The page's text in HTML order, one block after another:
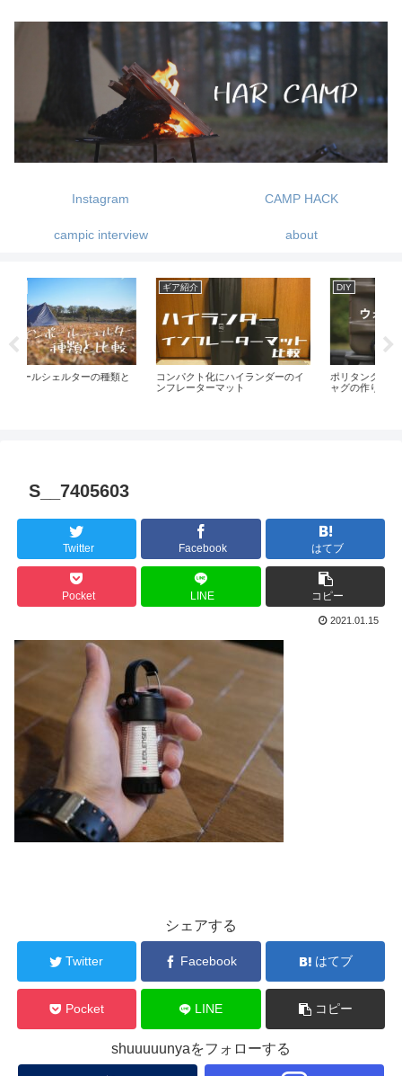
Instagram CAMP HACK
campic interview about
ポリタンクを使ったウォータージ
QUICKCAMPの2人掛けベンチが便
利！-ベンチの使い勝手とオススメ
S__7405603
Twitter Facebook はてブ
Pocket LINE コピー
2021.01.15
シェアする
Twitter Facebook はてブ
Pocket LINE コピー
shuuuuunyaをフォローする